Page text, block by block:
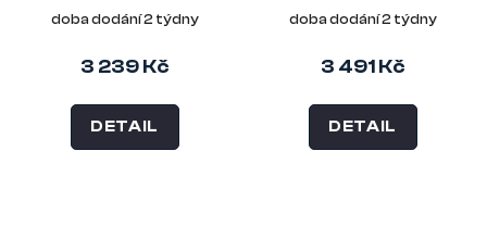
sklo
doba dodání 2 týdny
3 239 Kč
DETAIL
sklo
doba dodání 2 týdny
3 491 Kč
DETAIL